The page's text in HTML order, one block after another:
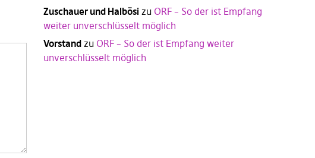
Zuschauer und Halbösi zu ORF – So der ist Empfang
weiter unverschlüsselt möglich
Vorstandzu ORF – So der ist Empfang weiter
unverschlüsselt möglich